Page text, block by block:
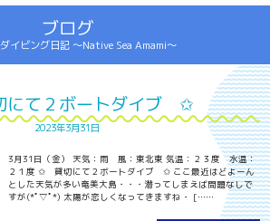
ブログ
イビング日記 ～Native Sea Amami～
て２ボートダイブ ✩
2023年3月31日
3月31日（金） 天気：雨 風：東北東 気温：２３度 水温：
２１度 ✩ 貸切にて２ボートダイブ ✩ ここ最近はどよーん
とした天気が多い奄美大島・・・潜ってしまえば問題なしで
すが(*ﾟ▽ﾟ*) 太陽が恋しくなってきますね・ [……